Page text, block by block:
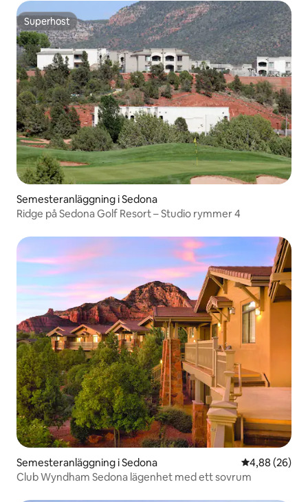
Superhost
Superhost
Semesteranläggning i Sedona
Ridge på Sedona Golf Resort – Studio rymmer 4
Semesteranläggning i Sedona 4,88 av 5 i
4,88 (26)
Club Wyndham Sedona lägenhet med ett sovrum